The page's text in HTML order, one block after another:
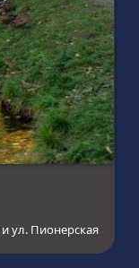
ул. Пионерская